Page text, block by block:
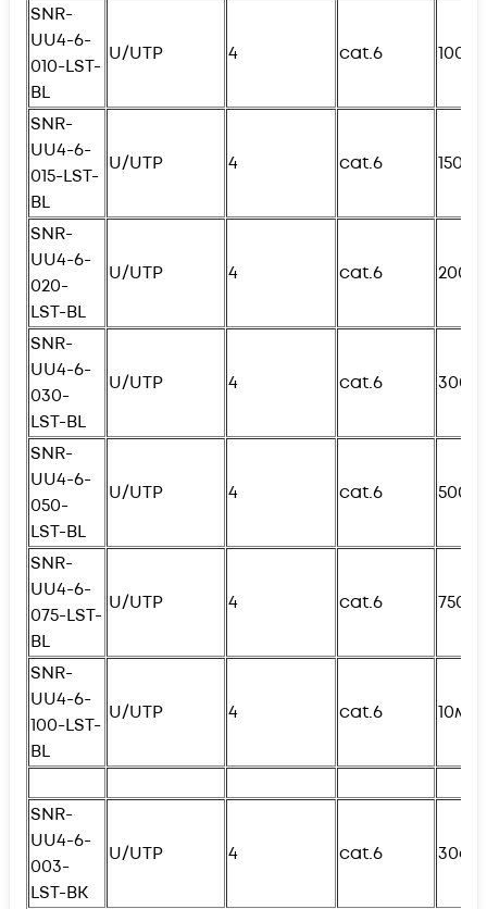
SNR-
UU4-6-
010-LST-
BL
U/UTP 4 cat.6
SNR-
UU4-6-
015-LST-
BL
U/UTP 4 cat.6 150см
SNR-
UU4-6-
020-
LST-BL
U/UTP 4 cat.6
SNR-
UU4-6-
030-
LST-BL
U/UTP 4 cat.6
SNR-
UU4-6-
050-
LST-BL
U/UTP 4 cat.6
SNR-
UU4-6-
075-LST-
BL
U/UTP 4 cat.6
SNR-
UU4-6-
100-LST-
BL
U/UTP 4 cat.6 10м
SNR-
UU4-6-
003-
LST-BK
U/UTP 4 cat.6 30см